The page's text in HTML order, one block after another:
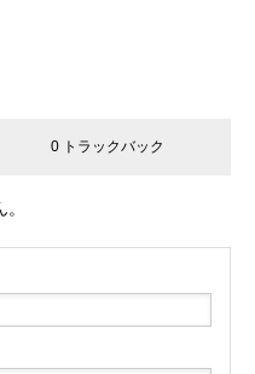
0 トラックバック